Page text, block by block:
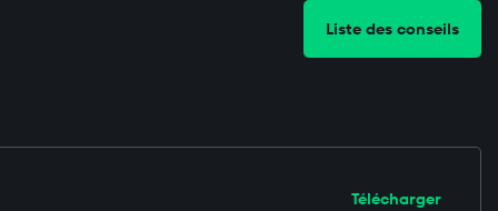
Liste des conseils
Télécharger